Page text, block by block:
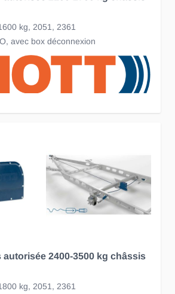
kg, 2051, 2361
avec box déconnexion
autorisée 2400-3500 kg châssis
kg, 2051, 2361